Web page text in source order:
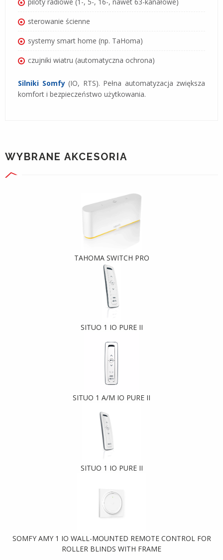
sterowanie ścienne
systemy smart home (np. TaHoma)
czujniki wiatru (automatyczna ochrona)
Silniki Somfy(IO, RTS). Pełna automatyzacja zwiększa
komfort i bezpieczeństwo użytkowania.
WYBRANE AKCESORIA
TAHOMA SWITCH PRO
SITUO 1 IO PURE II
SITUO 1 A/M IO PURE II
SITUO 1 IO PURE II
SOMFY AMY 1 IO WALL-MOUNTED REMOTE CONTROL FOR
ROLLER BLINDS WITH FRAME